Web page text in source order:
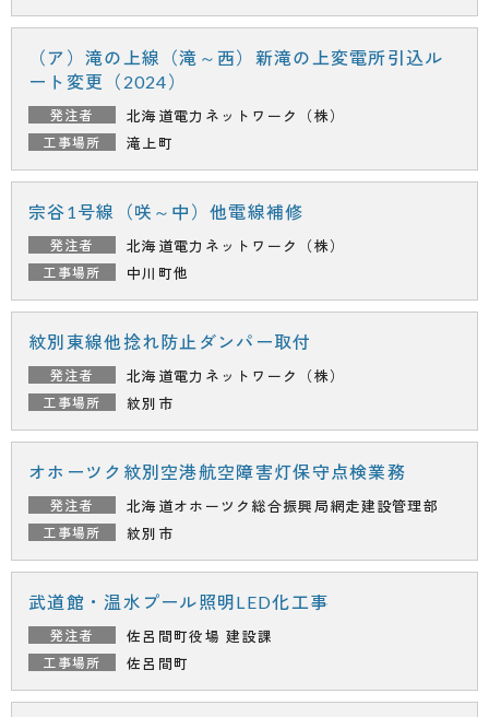
北海道電力ネットワーク（株）
（ア）滝の上線（滝～西）新滝の上変電所引込ル
ート変更（2024）
滝上町
北海道電力ネットワーク（株）
宗谷1号線（咲～中）他電線補修
中川町他
北海道電力ネットワーク（株）
紋別東線他捻れ防止ダンパー取付
紋別市
北海道オホーツク総合振興局網走建設管理部
オホーツク紋別空港航空障害灯保守点検業務
紋別市
佐呂間町役場 建設課
武道館・温水プール照明LED化工事
佐呂間町